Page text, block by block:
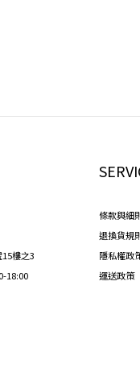
樓之3
18:00
條款與細
退換貨規
隱私權政
運送政策